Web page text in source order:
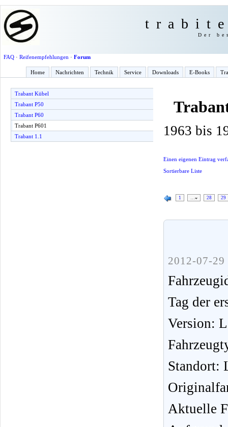
Der
FAQ· Reifenempfehlungen · Forum
Home Nachrichten Technik Service Downloads E-Books
Trabant Kübel
Trabant P50
Trabant P60
Trabant P601
Trabant 1.1
1963 bis
Einen eigenen Eintrag
Sortierbare Liste
1 28 29
2012-07-29
Tag der
Version:
Standort:
Aktuelle